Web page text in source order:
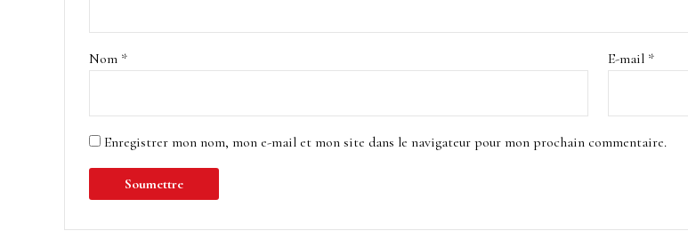
Nom * E-mail *
Enregistrer mon nom, mon e-mail et mon site dans le navigateur pour mon prochain commentaire.